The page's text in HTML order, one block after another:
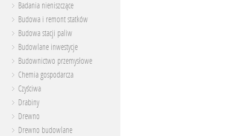
Badania nieniszczące
Budowa i remont statków
Budowa stacji paliw
Budowlane inwestycje
Budownictwo przemysłowe
Chemia gospodarcza
Czyściwa
Drabiny
Drewno
Drewno budowlane